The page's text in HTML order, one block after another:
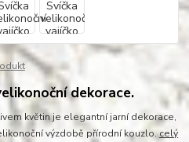
dekorace.
květin je elegantní jarní dekorace,
výzdobě přírodní kouzlo.celý